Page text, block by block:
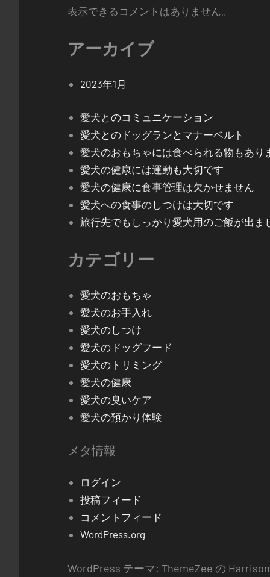
表示できるコメントはありません。
アーカイブ
2023年1月
愛犬とのコミュニケーション
愛犬とのドッグランとマナーベルト
愛犬のおもちゃには食べられる物もあり
愛犬の健康には運動も大切です
愛犬の健康に食事管理は欠かせません
愛犬への食事のしつけは大切です
旅行先でもしっかり愛犬用のご飯が出ま
カテゴリー
愛犬のおもちゃ
愛犬のお手入れ
愛犬のしつけ
愛犬のドッグフード
愛犬のトリミング
愛犬の健康
愛犬の臭いケア
愛犬の預かり体験
メタ情報
ログイン
投稿フィード
コメントフィード
WordPress.org
WordPress テーマ: ThemeZee の Harrison